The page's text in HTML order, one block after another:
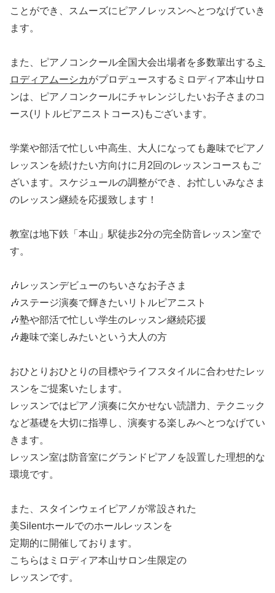
ことができ、スムーズにピアノレッスンへとつなげていき
ます。
また、ピアノコンクール全国大会出場者を多数輩出する ミ
ロディアムーシカがプロデュースするミロディア本山サロ
ンは、ピアノコンクールにチャレンジしたいお子さまのコ
ース(リトルピアニストコース)もございます。
学業や部活で忙しい中高生、大人になっても趣味でピアノ
レッスンを続けたい方向けに月2回のレッスンコースもご
ざいます。スケジュールの調整ができ、お忙しいみなさま
のレッスン継続を応援致します！
教室は地下鉄「本山」駅徒歩2分の完全防音レッスン室で
す。
🎶レッスンデビューのちいさなお子さま
🎶ステージ演奏で輝きたいリトルピアニスト
🎶塾や部活で忙しい学生のレッスン継続応援
🎶趣味で楽しみたいという大人の方
おひとりおひとりの目標やライフスタイルに合わせたレッ
スンをご提案いたします。
レッスンではピアノ演奏に欠かせない読譜力、テクニック
など基礎を大切に指導し、演奏する楽しみへとつなげてい
きます。
レッスン室は防音室にグランドピアノを設置した理想的な
環境です。
また、スタインウェイピアノが常設された
美Silentホールでのホールレッスンを
定期的に開催しております。
こちらはミロディア本山サロン生限定の
レッスンです。